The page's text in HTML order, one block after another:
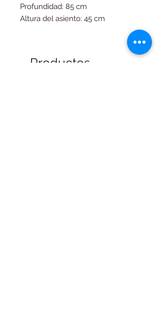
Profundidad: 85 cm
Altura del asiento: 45 cm
Productos